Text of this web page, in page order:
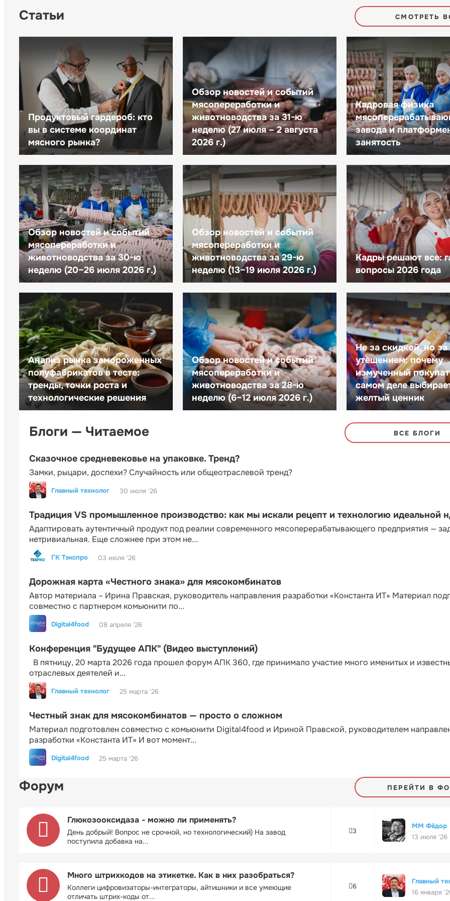
Статьи СМОТРЕТЬ
Продуктовый гардероб: кто
вы в системе координат
мясного рынка?
Обзор новостей и событий
мясопереработки и
животноводства за 31-ю
неделю (27 июля – 2 августа
2026 г.)
Кадровая физика
завода и
занятость
Обзор новостей и событий
мясопереработки и
животноводства за 30-ю
неделю (20–26 июля 2026 г.)
Обзор новостей и событий
мясопереработки и
животноводства за 29-ю
неделю (13–19 июля 2026 г.)
Кадры решают все:
вопросы 2026 года
Анализ рынка замороженных
полуфабрикатов в тесте:
тренды, точки роста и
технологические решения
Обзор новостей и событий
мясопереработки и
животноводства за 28-ю
неделю (6–12 июля 2026 г.)
Не за скидкой, но за
утешением: почему
измученный
самом деле
желтый ценник
Блоги — Читаемое ВСЕ БЛОГИ
Сказочное средневековье на упаковке. Тренд?
Замки, рыцари, доспехи? Случайность или общеотраслевой тренд?
Главный технолог 30 июля '26
Традиция VS промышленное производство: как мы искали рецепт и технологию идеальной
Адаптировать аутентичный продукт под реалии современного мясоперерабатывающего предприятия —
нетривиальная. Еще сложнее при этом не...
ГК Тэкспро 03 июля '26
Дорожная карта «Честного знака» для мясокомбинатов
Автор материала – Ирина Правская, руководитель направления разработки «Константа ИТ» Материал
совместно с партнером комьюнити по...
Digital4food 08 апреля '26
Конференция "Будущее АПК" (Видео выступлений)
В пятницу, 20 марта 2026 года прошел форум АПК 360, где принимало участие много именитых и
отраслевых деятелей и...
Главный технолог 25 марта '26
Честный знак для мясокомбинатов — просто о сложном
Материал подготовлен совместно с комьюнити Digital4food и Ириной Правской, руководителем
разработки «Константа ИТ» И вот момент...
Digital4food 25 марта '26
Форум ПЕРЕЙТИ В
Глюкозооксидаза - можно ли применять?
День добрый! Вопрос не срочной, но технологический) На завод
поступила добавка на...
3
ММ Фёдор
13 июля '26
Много штрихкодов на этикетке. Как в них разобраться?
Коллеги цифровизаторы-интеграторы, айтишники и все умеющие
отличать штрих-коды от...
6
Главный
16 января